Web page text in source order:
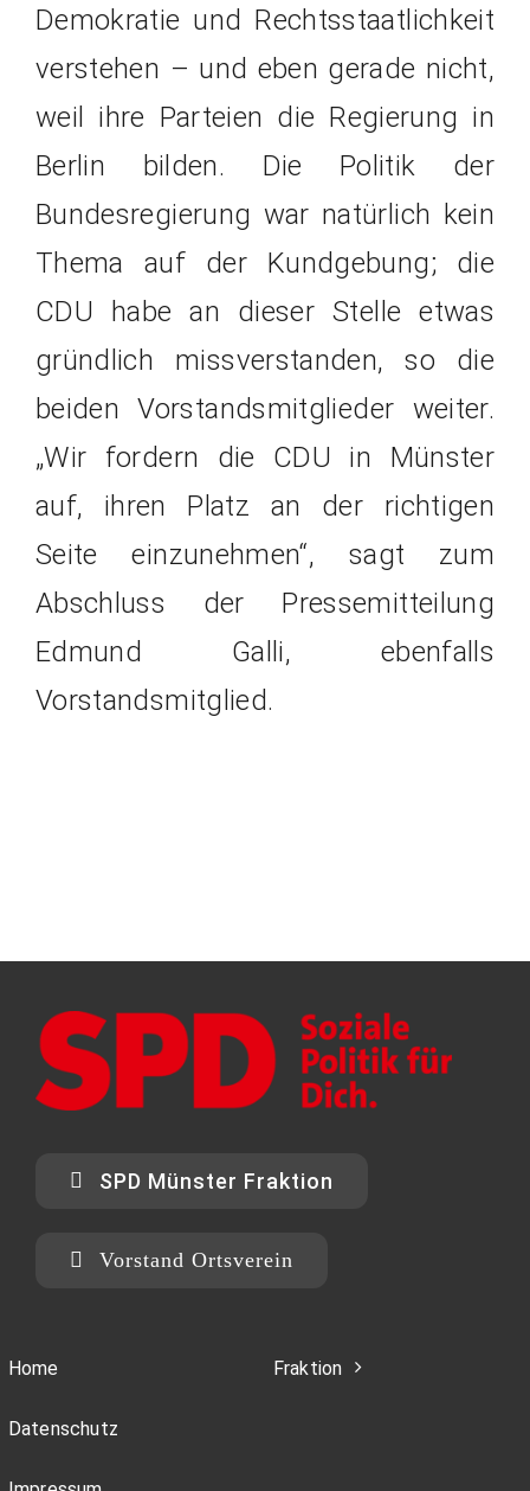
Demokratie und Rechtsstaatlichkeit
verstehen – und eben gerade nicht,
weil ihre Parteien die Regierung in
Berlin bilden. Die Politik der
Bundesregierung war natürlich kein
Thema auf der Kundgebung; die
CDU habe an dieser Stelle etwas
gründlich missverstanden, so die
beiden Vorstandsmitglieder weiter.
„Wir fordern die CDU in Münster
auf, ihren Platz an der richtigen
Seite einzunehmen“, sagt zum
Abschluss der Pressemitteilung
Edmund Galli, ebenfalls
Vorstandsmitglied.
SPD Münster Fraktion
Vorstand Ortsverein
Home
Datenschutz
Fraktion